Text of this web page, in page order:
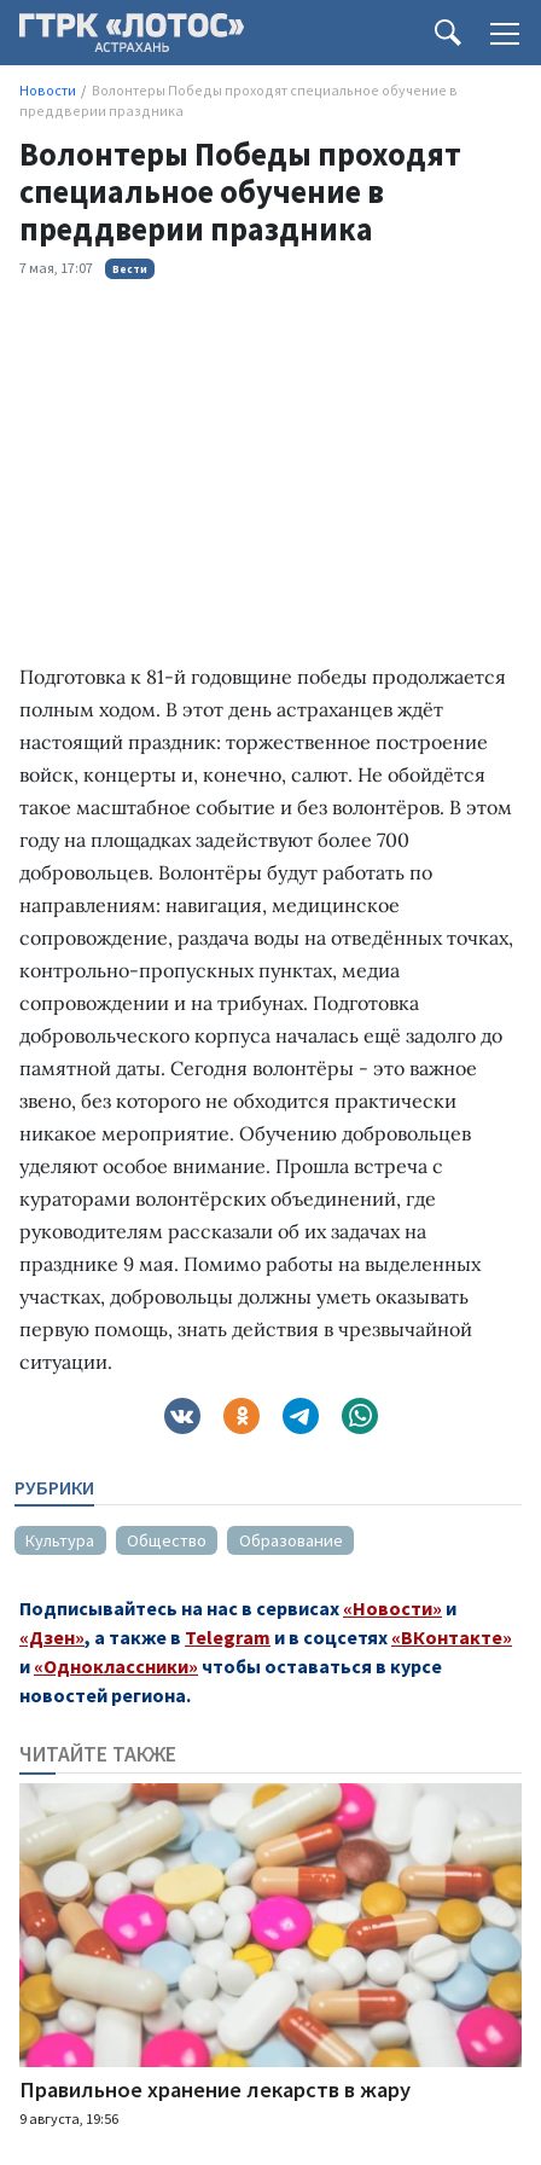
Новости
Волонтеры Победы проходят специальное обучение в
преддверии праздника
Волонтеры Победы проходят
специальное обучение в
преддверии праздника
7 мая, 17:07 Вести
Подготовка к 81-й годовщине победы продолжается
полным ходом. В этот день астраханцев ждёт
настоящий праздник: торжественное построение
войск, концерты и, конечно, салют. Не обойдётся
такое масштабное событие и без волонтёров. В этом
году на площадках задействуют более 700
добровольцев. Волонтёры будут работать по
направлениям: навигация, медицинское
сопровождение, раздача воды на отведённых точках,
контрольно-пропускных пунктах, медиа
сопровождении и на трибунах. Подготовка
добровольческого корпуса началась ещё задолго до
памятной даты. Сегодня волонтёры - это важное
звено, без которого не обходится практически
никакое мероприятие. Обучению добровольцев
уделяют особое внимание. Прошла встреча с
кураторами волонтёрских объединений, где
руководителям рассказали об их задачах на
празднике 9 мая. Помимо работы на выделенных
участках, добровольцы должны уметь оказывать
первую помощь, знать действия в чрезвычайной
ситуации.
РУБРИКИ
Культура Общество Образование
Подписывайтесь на нас в сервисах «Новости» и
«Дзен», а также в Telegram и в соцсетях «ВКонтакте»
и «Одноклассники» чтобы оставаться в курсе
новостей региона.
ЧИТАЙТЕ ТАКЖЕ
Правильное хранение лекарств в жару
9 августа, 19:56